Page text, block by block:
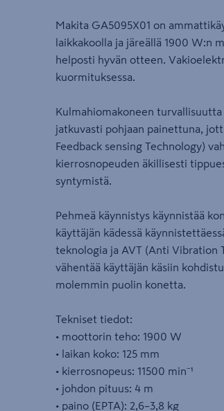
Makita GA5095X01 on
laikkakoolla ja järeällä 1900 W:n
helposti hyvän otteen.
kuormituksessa.
Kulmahiomakoneen
jatkuvasti pohjaan painettuna,
Feedback sensing Technology)
kierrosnopeuden äkillisesti
syntymistä.
Pehmeä käynnistys käynnistää
käyttäjän kädessä
teknologia ja AVT (Anti Vibration
vähentää käyttäjän käsiin
molemmin puolin konetta.
Tekniset tiedot:
• moottorin teho: 1900 W
• laikan koko: 125 mm
• kierrosnopeus: 11500 min⁻¹
• johdon pituus: 4 m
• paino (EPTA): 2,6–3,8 kg